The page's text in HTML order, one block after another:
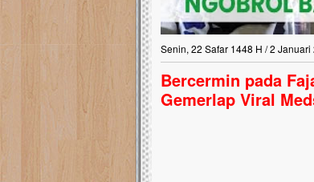
Senin, 22 Safar 1448 H / 2
Bercermin pada
Gemerlap Viral
Lima
Pelosok
Nasib masjid
berlumut,
hujan....